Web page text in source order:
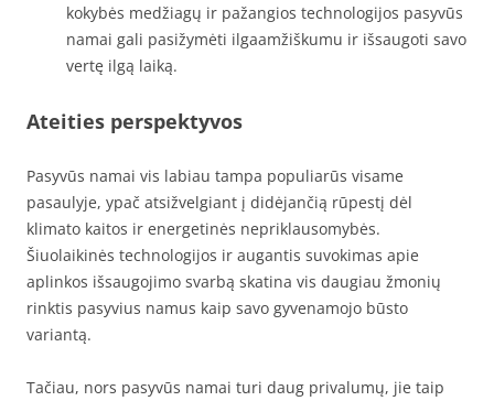
kokybės medžiagų ir pažangios technologijos pasyvūs
namai gali pasižymėti ilgaamžiškumu ir išsaugoti savo
vertę ilgą laiką.
Ateities perspektyvos
Pasyvūs namai vis labiau tampa populiarūs visame
pasaulyje, ypač atsižvelgiant į didėjančią rūpestį dėl
klimato kaitos ir energetinės nepriklausomybės.
Šiuolaikinės technologijos ir augantis suvokimas apie
aplinkos išsaugojimo svarbą skatina vis daugiau žmonių
rinktis pasyvius namus kaip savo gyvenamojo būsto
variantą.
Tačiau, nors pasyvūs namai turi daug privalumų, jie taip